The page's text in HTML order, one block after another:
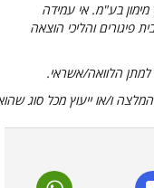
בע"מ. אי עמידה
והליכי הוצאה
הלוואה/אשראי.
ו/או ייעוץ מכל סוג שהוא.